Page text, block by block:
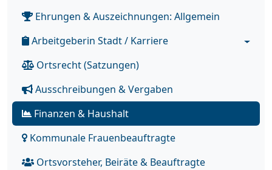
Ehrungen & Auszeichnungen: Allgemein
Arbeitgeberin Stadt / Karriere
Ortsrecht (Satzungen)
Ausschreibungen & Vergaben
Finanzen & Haushalt
Kommunale Frauenbeauftragte
Ortsvorsteher, Beiräte & Beauftragte